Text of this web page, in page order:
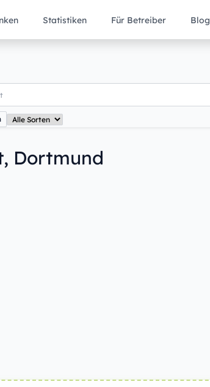
Statistiken Für Betreiber Blog
Dortmund